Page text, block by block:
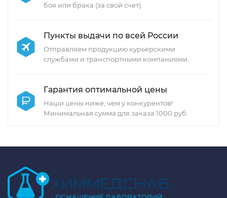
боя или брака (за свой счет).
Пункты выдачи по всей России
Отправляем продукцию курьерскими
службами и транспортными компаниями.
Гарантия оптимальной цены
Наши цены ниже, чем у конкурентов!
Минимальная сумма для заказа 1000 руб.